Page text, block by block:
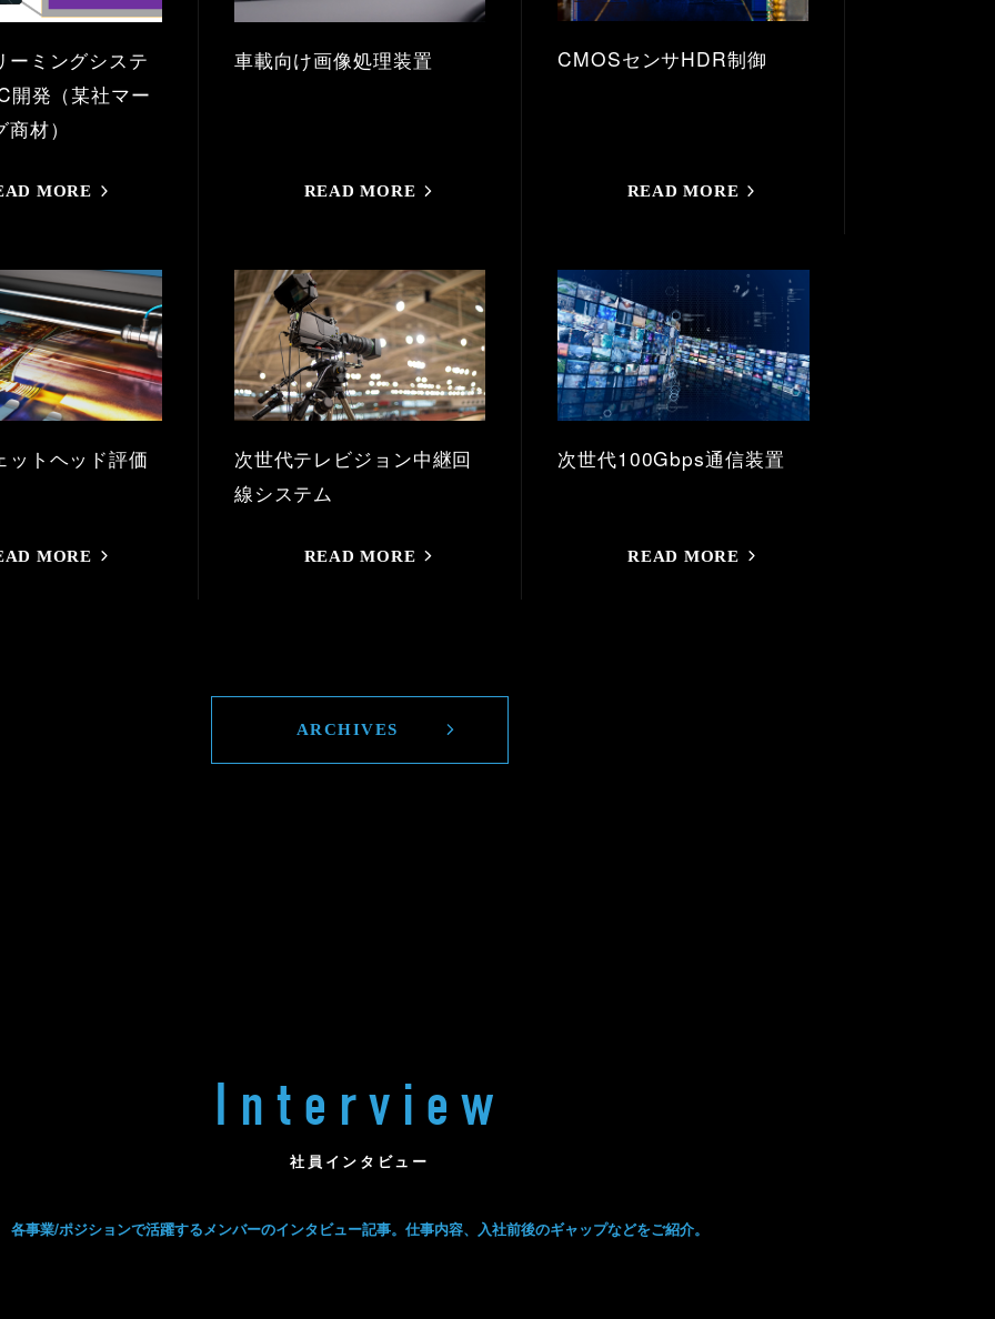
ーミングシステ
開発（某社マー
材）
MORE
車載向け画像処理装置
READ MORE
CMOSセンサHDR制御
READ MORE
ットヘッド評価
MORE
次世代テレビジョン中継回
線システム
READ MORE
次世代100Gbps通信装置
READ MORE
ARCHIVES
Interview
社員インタビュー
各事業/ポジションで活躍するメンバーのインタビュー記事。仕事内容、入社前後のギャップなどをご紹介。